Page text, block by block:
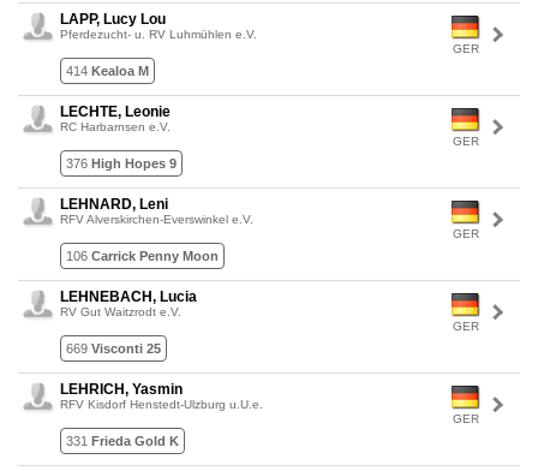
GER
LAPP, Lucy Lou
Pferdezucht- u. RV Luhmühlen e.V.
414 Kealoa M
GER
LECHTE, Leonie
RC Harbarnsen e.V.
376 High Hopes 9
GER
LEHNARD, Leni
RFV Alverskirchen-Everswinkel e.V.
106 Carrick Penny Moon
GER
LEHNEBACH, Lucia
RV Gut Waitzrodt e.V.
669 Visconti 25
GER
LEHRICH, Yasmin
RFV Kisdorf Henstedt-Ulzburg u.U.e.
331 Frieda Gold K